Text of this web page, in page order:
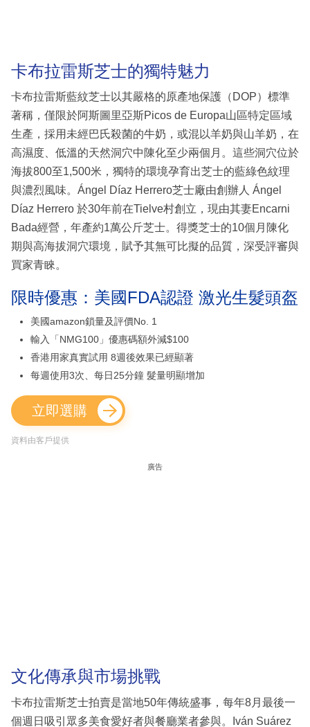
卡布拉雷斯芝士的獨特魅力
卡布拉雷斯藍紋芝士以其嚴格的原產地保護（DOP）標準
著稱，僅限於阿斯圖里亞斯Picos de Europa山區特定區域
生產，採用未經巴氏殺菌的牛奶，或混以羊奶與山羊奶，在
高濕度、低溫的天然洞穴中陳化至少兩個月。這些洞穴位於
海拔800至1,500米，獨特的環境孕育出芝士的藍綠色紋理
與濃烈風味。Ángel Díaz Herrero芝士廠由創辦人 Ángel
Díaz Herrero 於30年前在Tielve村創立，現由其妻Encarni
Bada經營，年產約1萬公斤芝士。得獎芝士的10個月陳化
期與高海拔洞穴環境，賦予其無可比擬的品質，深受評審與
買家青睞。
限時優惠：美國FDA認證 激光生髮頭盔
美國amazon鎖量及評價No. 1
輸入「NMG100」優惠碼額外減$100
香港用家真實試用 8週後效果已經顯著
每週使用3次、每日25分鐘 髮量明顯增加
立即選購
資料由客戶提供
廣告
文化傳承與市場挑戰
卡布拉雷斯芝士拍賣是當地50年傳統盛事，每年8月最後一
個週日吸引眾多美食愛好者與餐廳業者參與。Iván Suárez